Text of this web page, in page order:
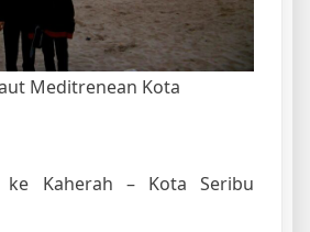
Meditrenean Kota
ke Kaherah – Kota Seribu